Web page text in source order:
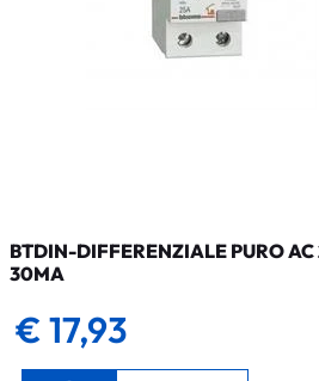
BTDIN-DIFFERENZIALE PURO AC
30MA
€ 17,93